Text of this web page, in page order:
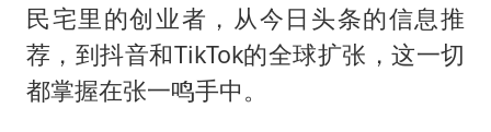
民宅里的创业者，从今日头条的信息推
荐，到抖音和TikTok的全球扩张，这一切
都掌握在张一鸣手中。